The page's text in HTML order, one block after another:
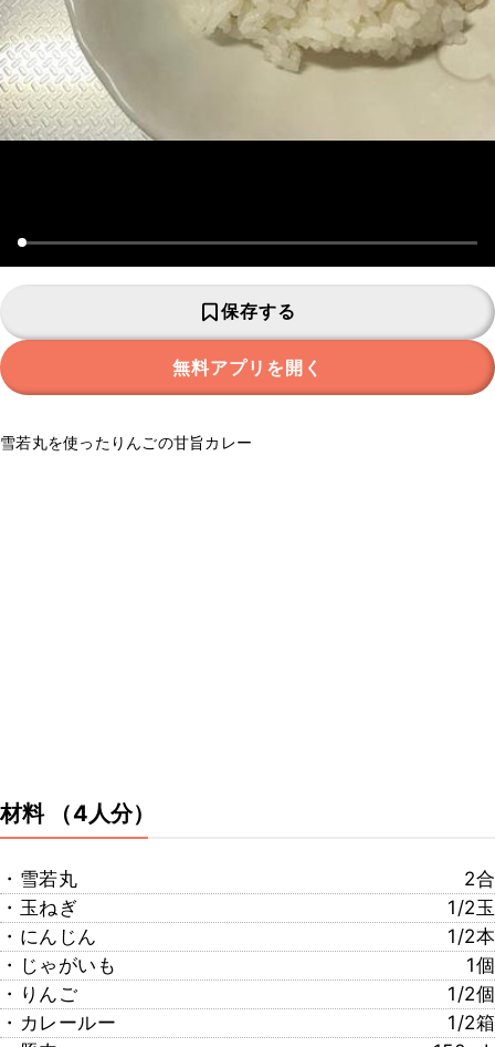
保存する
無料アプリを開く
雪若丸を使ったりんごの甘旨カレー
材料 （4人分）
・雪若丸
2合
・玉ねぎ
1/2玉
・にんじん
1/2本
・じゃがいも
1個
・りんご
1/2個
・カレールー
1/2箱